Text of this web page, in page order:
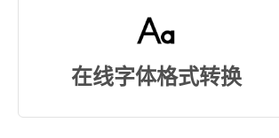
在线字体格式转换